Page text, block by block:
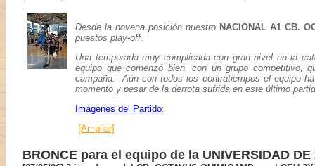
Desde la novena posición nuestro NACIONAL A1 CB.
puestos play-off.
Una temporada muy complicada con gran nivel en la
equipo que comenzó bien, con un grupo competitivo,
campaña. Aún con todos los contratiempos el equipo
momento y pesar de la derrota sufrida en este último
Imágenes del Partido:
[Ampliar]
BRONCE para el equipo de la UNIVERSIDAD DE